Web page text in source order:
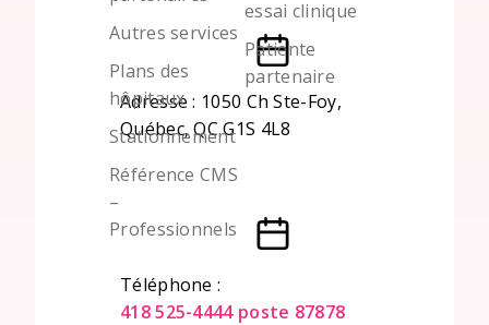
Autres services
Plans des
hôpitaux
Stationnement
Référence CMS
–
Professionnels
essai clinique
Patiente
partenaire
Adresse : 1050 Ch Ste-Foy,
Québec, QC G1S 4L8
Téléphone :
418 525-4444 poste 87878